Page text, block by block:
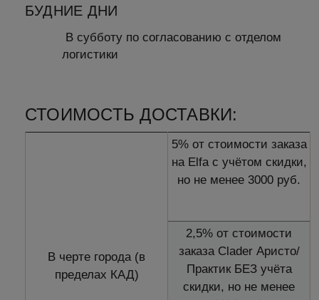
БУДНИЕ ДНИ
В субботу по согласованию с отделом
логистики
СТОИМОСТЬ ДОСТАВКИ:
В черте города (в
пределах КАД)
5% от стоимости заказа
на Elfa с учётом скидки,
но не менее 3000 руб.
2,5% от стоимости
заказа Clader Аристо/
Практик БЕЗ учёта
скидки, но не менее